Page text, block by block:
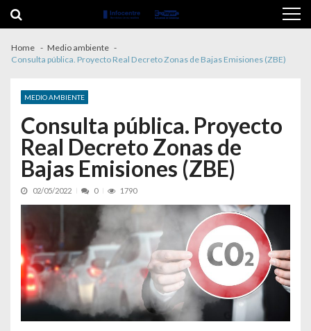
Home
Medio ambiente
Consulta pública. Proyecto Real Decreto Zonas de Bajas Emisiones (ZBE)
MEDIO AMBIENTE
Consulta pública. Proyecto
Real Decreto Zonas de
Bajas Emisiones (ZBE)
02/05/2022 0 1790